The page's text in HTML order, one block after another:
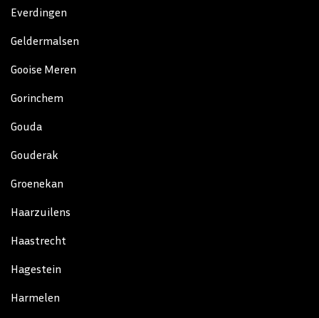
Everdingen
Geldermalsen
Gooise Meren
Gorinchem
Gouda
Gouderak
Groenekan
Haarzuilens
Haastrecht
Hagestein
Harmelen